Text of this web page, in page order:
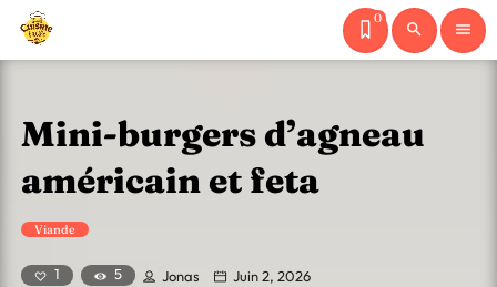
0
search menu
Mini-burgers d’agneau
américain et feta
Viande
1 5 Jonas Juin 2, 2026